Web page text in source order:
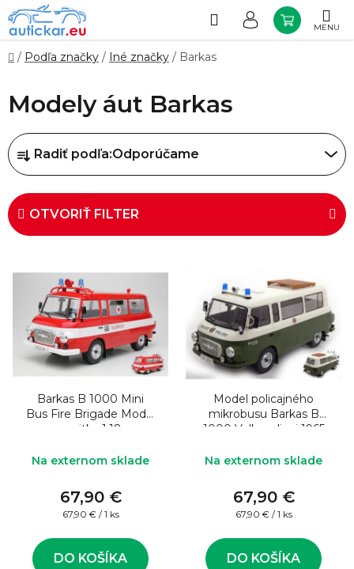
Prejsť
na
obsah
Hľadať
KOŠÍK
Domov
/ Podľa značky / Iné značky / Barkas
Modely áut Barkas
R
a
d
e
n
d
Radiť podľa:Odporúčame
OTVORIŤ FILTER
p
Barkas B 1000 Mini
Bus Fire Brigade Model
sanitky 1:18
Na externom sklade
67,90 €
Jednotková
67,90 € / 1 ks
DO KOŠÍKA
Model policajného
mikrobusu Barkas B
1000 Volkspolizei 1965
Na externom sklade
67,90 €
Jednotková
67,90 € / 1 ks
DO KOŠÍKA